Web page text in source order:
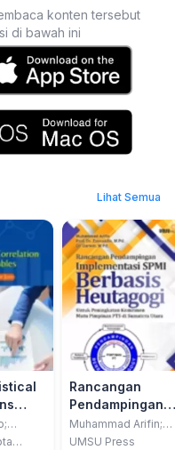
konten tersebut
di bawah ini
Lihat Semua
of
Rancangan
Pendampingan
Implementasi
SPMI Berbasis
Muhammad Arifin;
Zainuddin; Darwin
UMSU Press